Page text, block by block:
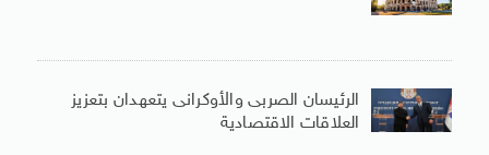
الرئيسان الصربى والأوكرانى يتعهدان بتعزيز
العلاقات الاقتصادية